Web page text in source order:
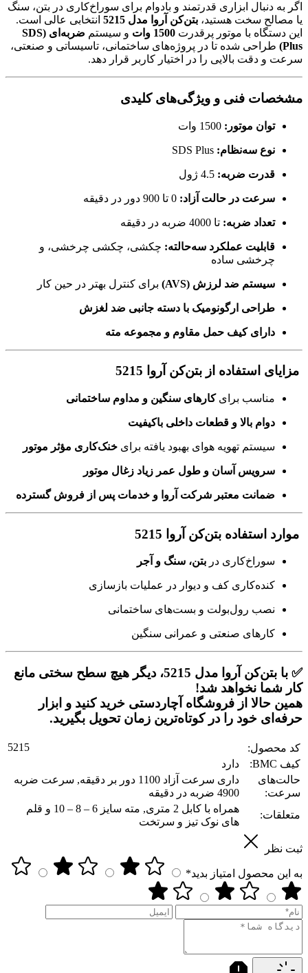
اگر به دنبال ابزاری قدرتمند و بادوام برای سوراخ‌کاری در بتن، سنگ
یا مصالح سخت هستید، بتن‌کن آروا مدل 5215
انتخابی عالی است.
این دستگاه با موتور پرقدرت 1500 وات و سیستم
ضربه‌ای (SDS
Plus) طراحی شده تا در پروژه‌های ساختمانی، تاسیساتی و صنعتی،
سرعت و دقت بالایی را در اختیار کاربر قرار دهد.
مشخصات فنی و ویژگی‌های کلیدی
توان موتور:
نوع سه‌نظام:
قدرت ضربه:
سرعت در حالت آزاد:
تعداد ضربه: تا 4000 ضربه در دقیقه
قابلیت عملکرد سه‌حالته: چکشی، چکشی چرخشی، و
چرخشی ساده
سیستم ضد لرزش (AVS) برای کنترل بهتر در حین کار
طراحی ارگونومیک با دسته جانبی ضد لغزش
دارای کیف حمل مقاوم و مجموعه مته
مزایای استفاده از بتن‌کن آروا 5215
مناسب برایکارهای سنگین و مداوم ساختمانی
دوام بالا و قطعات داخلی باکیفیت
سیستم تهویه هوای بهبود یافته برای خنک‌کاری مؤثر موتور
سرویس آسان و طول عمر زیاد زغال موتور
ضمانت معتبر شرکت آروا و خدمات پس از فروش گسترده
موارد استفاده بتن‌کن آروا 5215
سوراخ‌کاری در بتن، سنگ و آجر
کنده‌کاری کف و دیوار در عملیات بازسازی
نصب رول‌بولت و بست‌های ساختمانی
کارهای صنعتی و عمرانی سنگین
✅ با بتن‌کن آروا مدل 5215
، دیگر هیچ سطح سختی مانع
کار شما نخواهد شد!
همین حالا از فروشگاه آچاردستی خرید کنید و ابزار
حرفه‌ای خود را در کوتاه‌ترین زمان تحویل بگیرید.
کد محصول:
5215
کیف BMC:
دارد
حالت‌های
سرعت:
داری سرعت آزاد 1100 دور بر دقیقه, سرعت ضربه
4900 ضربه در دقیقه
متعلقات:
همراه با کابل 2 متری, مته سایز 6 – 8 – 10 و قلم
های نوک تیز و سرتخت
ثبت نظر
به این محصول امتیاز بدید*